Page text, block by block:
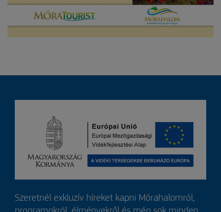
Szeretnél exkluzív híreket kapni Mórahalomról,